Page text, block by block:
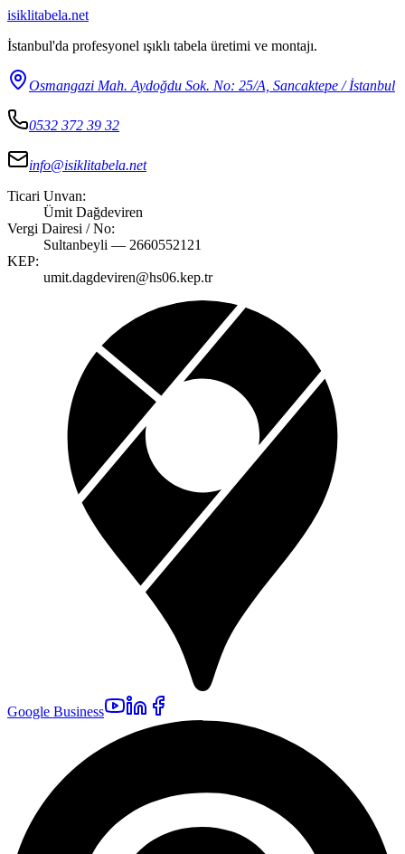
isiklitabela.net
İstanbul'da profesyonel ışıklı tabela üretimi ve montajı.
Osmangazi Mah. Aydoğdu Sok. No: 25/A, Sancaktepe / İstanbul
0532 372 39 32
info@isiklitabela.net
Ticari Unvan:
Ümit Dağdeviren
Vergi Dairesi / No:
Sultanbeyli — 2660552121
KEP:
umit.dagdeviren@hs06.kep.tr
Google Business